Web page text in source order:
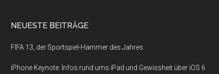
NEUESTE BEITRÄGE
FIFA 13, der Sportspiel-Hammer des Jahres
iPhone Keynote: Infos rund ums iPad und Gewissheit über iOS 6